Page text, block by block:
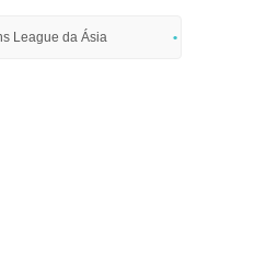
League da Ásia